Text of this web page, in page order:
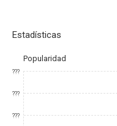
Estadísticas
Popularidad
???
???
???